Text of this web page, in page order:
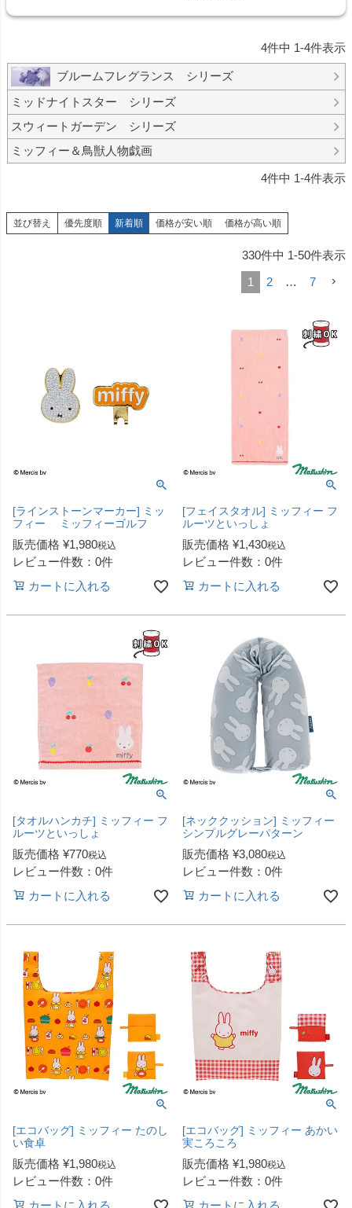
4件中 1-4件表示
ブルームフレグランス シリーズ
ミッドナイトスター シリーズ
スウィートガーデン シリーズ
ミッフィー＆鳥獣人物戯画
4件中 1-4件表示
並び替え 優先度順 新着順 価格が安い順 価格が高い順
330件中 1-50件表示
1
2 … 7
[ラインストーンマーカー] ミッ
フィー ミッフィーゴルフ
販売価格 ¥1,980税込
レビュー件数：0件
カートに入れる
[フェイスタオル] ミッフィー フ
ルーツといっしょ
販売価格 ¥1,430税込
レビュー件数：0件
カートに入れる
[タオルハンカチ] ミッフィー フ
ルーツといっしょ
販売価格 ¥770税込
レビュー件数：0件
カートに入れる
[ネッククッション] ミッフィー
シンプルグレーパターン
販売価格 ¥3,080税込
レビュー件数：0件
カートに入れる
[エコバッグ] ミッフィー たのし
い食卓
販売価格 ¥1,980税込
レビュー件数：0件
[エコバッグ] ミッフィー あかい
実ころころ
販売価格 ¥1,980税込
レビュー件数：0件